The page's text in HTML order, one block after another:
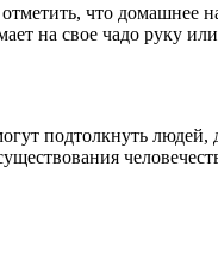
что домашнее
на свое чадо руку
подтолкнуть людей,